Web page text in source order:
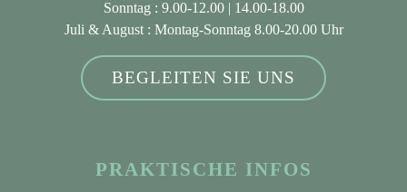
Sonntag : 9.00-12.00 | 14.00-18.00
Juli & August: Montag-Sonntag 8.00-20.00 Uhr
BEGLEITEN SIE UNS
PRAKTISCHE INFOS